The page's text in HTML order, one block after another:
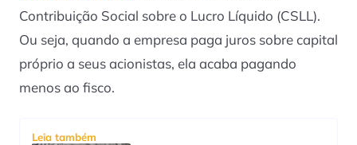
Contribuição Social sobre o Lucro Líquido (CSLL).
Ou seja, quando a empresa paga juros sobre capital
próprio a seus acionistas, ela acaba pagando
menos ao fisco.
Leia também